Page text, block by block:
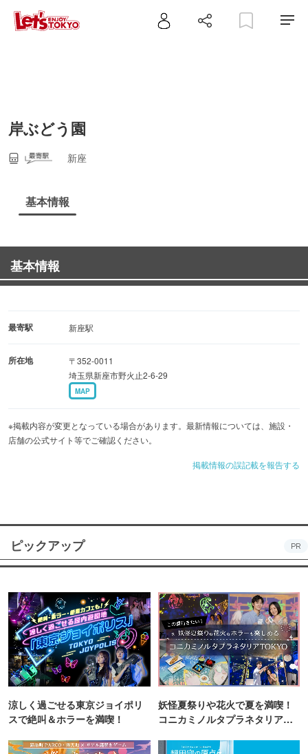
岸ぶどう園
新座
基本情報
基本情報
最寄駅 新座駅
所在地
〒352-0011
埼玉県新座市野火止2-6-29
MAP
※掲載内容が変更となっている場合があります。最新情報については、施設・
店舗の公式サイト等でご確認ください。
掲載情報の誤記載を報告する
ピックアップ PR
涼しく過ごせる東京ジョイポリ
スで絶叫＆ホラーを満喫！
妖怪夏祭りや花火で夏を満喫！
コニカミノルタプラネタリア